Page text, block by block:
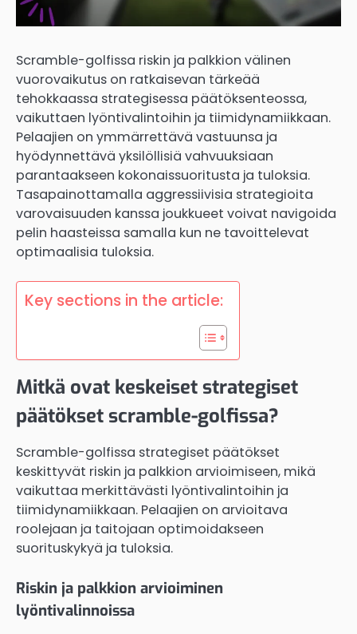
Scramble-golfissa riskin ja palkkion välinen
vuorovaikutus on ratkaisevan tärkeää
tehokkaassa strategisessa päätöksenteossa,
vaikuttaen lyöntivalintoihin ja tiimidynamiikkaan.
Pelaajien on ymmärrettävä vastuunsa ja
hyödynnettävä yksilöllisiä vahvuuksiaan
parantaakseen kokonaissuoritusta ja tuloksia.
Tasapainottamalla aggressiivisia strategioita
varovaisuuden kanssa joukkueet voivat navigoida
pelin haasteissa samalla kun ne tavoittelevat
optimaalisia tuloksia.
Key sections in the article:
Mitkä ovat keskeiset strategiset
päätökset scramble-golfissa?
Scramble-golfissa strategiset päätökset
keskittyvät riskin ja palkkion arvioimiseen, mikä
vaikuttaa merkittävästi lyöntivalintoihin ja
tiimidynamiikkaan. Pelaajien on arvioitava
roolejaan ja taitojaan optimoidakseen
suorituskykyä ja tuloksia.
Riskin ja palkkion arvioiminen
lyöntivalinnoissa